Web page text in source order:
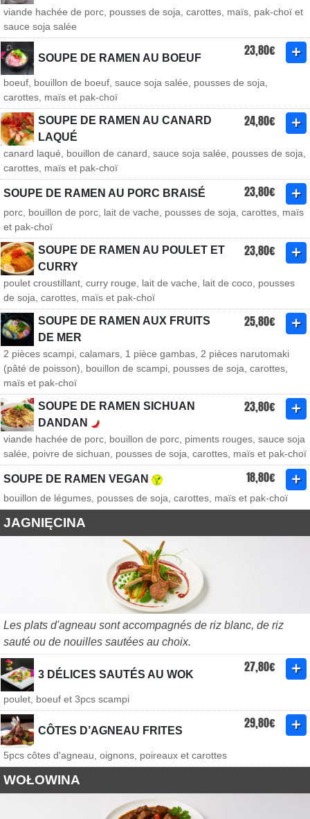
viande hachée de porc, pousses de soja, carottes, maïs, pak-choï et
sauce soja salée
SOUPE DE RAMEN AU BOEUF 23,80€
boeuf, bouillon de boeuf, sauce soja salée, pousses de soja,
carottes, maïs et pak-choï
SOUPE DE RAMEN AU CANARD
LAQUÉ
24,80€
canard laqué, bouillon de canard, sauce soja salée, pousses de soja,
carottes, maïs et pak-choï
SOUPE DE RAMEN AU PORC BRAISÉ 23,80€
porc, bouillon de porc, lait de vache, pousses de soja, carottes, maïs
et pak-choï
SOUPE DE RAMEN AU POULET ET
CURRY
23,80€
poulet croustillant, curry rouge, lait de vache, lait de coco, pousses
de soja, carottes, maïs et pak-choï
SOUPE DE RAMEN AUX FRUITS
DE MER
25,80€
2 pièces scampi, calamars, 1 pièce gambas, 2 pièces narutomaki
(pâté de poisson), bouillon de scampi, pousses de soja, carottes,
maïs et pak-choï
SOUPE DE RAMEN SICHUAN
DANDAN
23,80€
viande hachée de porc, bouillon de porc, piments rouges, sauce soja
salée, poivre de sichuan, pousses de soja, carottes, maïs et pak-choï
SOUPE DE RAMEN VEGAN 18,80€
bouillon de légumes, pousses de soja, carottes, maïs et pak-choï
JAGNIĘCINA
Les plats d'agneau sont accompagnés de riz blanc, de riz
sauté ou de nouilles sautées au choix.
3 DÉLICES SAUTÉS AU WOK 27,80€
poulet, boeuf et 3pcs scampi
CÔTES D’AGNEAU FRITES 29,80€
5pcs côtes d'agneau, oignons, poireaux et carottes
WOŁOWINA